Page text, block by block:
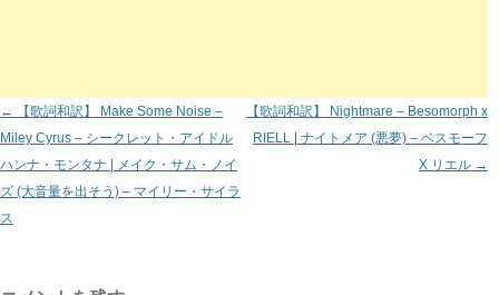
投
稿
←
【歌詞和訳】 Make Some Noise –
Miley Cyrus – シークレット・アイドル
ハンナ・モンタナ | メイク・サム・ノイ
ズ (大音量を出そう) – マイリー・サイラ
ス
【歌詞和訳】 Nightmare – Besomorph x
RIELL | ナイトメア (悪夢) – ベスモーフ
X リエル →